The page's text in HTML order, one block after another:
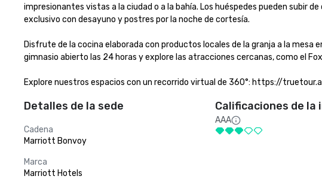
impresionantes vistas a la ciudad o a la bahía. Los huéspedes pueden subir
exclusivo con desayuno y postres por la noche de cortesía.
Disfrute de la cocina elaborada con productos locales de la granja a la
gimnasio abierto las 24 horas y explore las atracciones cercanas, como el
Explore nuestros espacios con un recorrido virtual de 360°: https://
Detalles de la sede
Cadena
Marriott Bonvoy
Marca
Marriott Hotels
Calificaciones de la
AAA